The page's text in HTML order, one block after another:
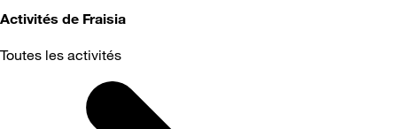
Activités de Fraisia
Toutes les activités